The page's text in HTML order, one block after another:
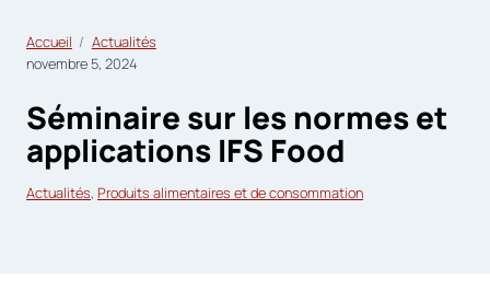
Accueil
Actualités
novembre 5, 2024
Séminaire sur les normes et
applications IFS Food
Actualités, Produits alimentaires et de consommation